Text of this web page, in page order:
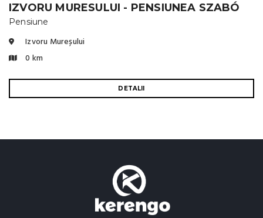
IZVORU MURESULUI - PENSIUNEA SZABÓ
Pensiune
Izvoru Mureșului
0 km
DETALII